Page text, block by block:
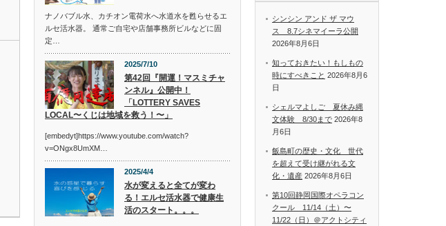
ナノバブル水、カチオン電荷水へ水道水を甦らせるエ
ルセ活水器。 通常ご自宅や店舗事務所ビルなどに固
定…
2025/7/10
第42回『開運！マスミチャ
ンネル』公開中！
「LOTTERY SAVES
LOCAL〜くじは地域を救う！〜」
[embedyt]https://www.youtube.com/watch?
v=ONgx8UmXM…
2025/4/4
水が変えると全てが変わ
る！エルセ活水器で健康生
活のスタート。。。
シンシン アンド ザ マウ
ス 8.7シネマイーラ公開
2026年8月6日
知っておきたい！もしもの
時にすべきこと 2026年8月6
日
シェルマよしご 夏休み縄
文体験 8/30まで 2026年8
月6日
飯島町の歴史・文化 世代
を超えて受け継がれる文
化・遺産 2026年8月6日
第10回静岡国際オペラコン
クール 11/14（土）〜
11/22（日）＠アクトシティ